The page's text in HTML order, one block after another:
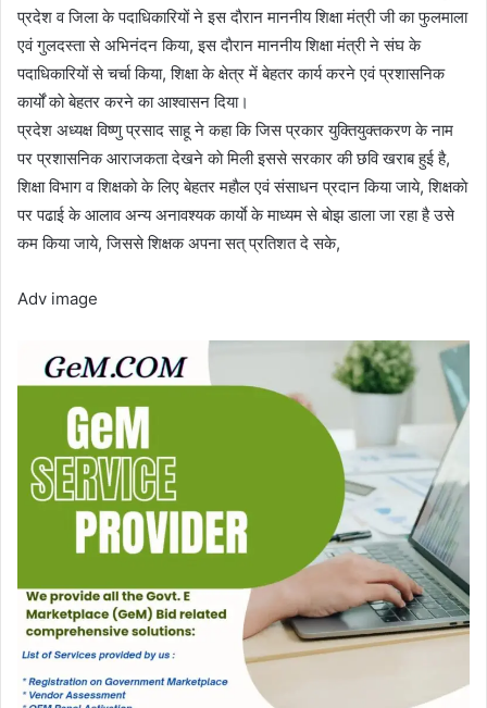
प्रदेश व जिला के पदाधिकारियों ने इस दाैरान माननीय शिक्षा मंत्री जी का फुलमाला
एवं गुलदस्ता से अभिनंदन किया, इस दाैरान माननीय शिक्षा मंत्री ने संघ के
पदाधिकारियों से चर्चा किया, शिक्षा के क्षेत्र में बेहतर कार्य करने एवं प्रशासनिक
कार्यों काे बेहतर करने का आश्वासन दिया।
प्रदेश अध्यक्ष विष्णु प्रसाद साहू ने कहा कि जिस प्रकार युक्तियुक्तकरण के नाम
पर प्रशासनिक आराजकता देखने काे मिली इससे सरकार की छवि खराब हुई है,
शिक्षा विभाग व शिक्षकाे के लिए बेहतर महाैल एवं संसाधन प्रदान किया जाये, शिक्षकाे
पर पढाई के आलाव अन्य अनावश्यक कार्याे के माध्यम से बाेझ डाला जा रहा है उसे
कम किया जाये, जिससे शिक्षक अपना सत् प्रतिशत दे सके,
Adv image